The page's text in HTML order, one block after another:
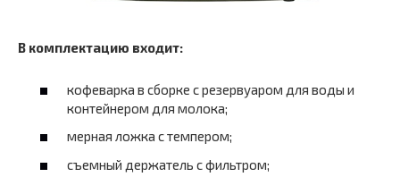
В комплектацию входит:
кофеварка в сборке с резервуаром для воды и
контейнером для молока;
мерная ложка с темпером;
съемный держатель с фильтром;